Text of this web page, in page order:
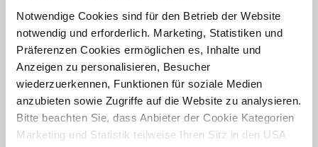
Notwendige Cookies sind für den Betrieb der Website
notwendig und erforderlich. Marketing, Statistiken und
Präferenzen Cookies ermöglichen es, Inhalte und
Anzeigen zu personalisieren, Besucher
wiederzuerkennen, Funktionen für soziale Medien
anzubieten sowie Zugriffe auf die Website zu analysieren.
Bitte beachten Sie, dass Anbieter der Cookie Kategorien
Marketing und Statistik teilweise Ihren Sitz in den USA
ZUM PROFIL
VON
PETER
FRIEDRICH
BERCHTOLD
BEITRÄGE
VON
PETER
FRIEDRICH
BERCHTOLD